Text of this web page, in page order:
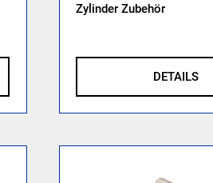
Zylinder Zubehör
DETAILS